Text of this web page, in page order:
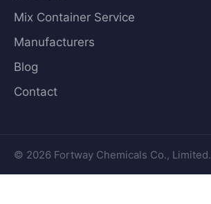
Mix Container Service
Manufacturers
Blog
Contact
© 2026 Fortway Chemicals Co., Limited.